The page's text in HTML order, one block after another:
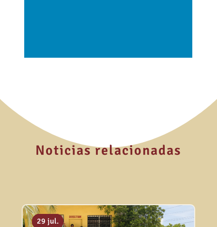
Noticias relacionadas
31 jul.
29 jul.
29 jul.